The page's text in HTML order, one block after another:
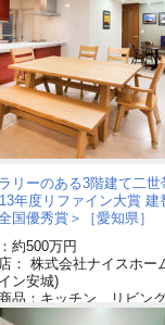
リーのある3階建て二世
年度リファイン大賞 建
国優秀賞＞［愛知県］
約500万円
： 株式会社ナイスホー
ン安城)
品：キッチン リビン
L[終了品]